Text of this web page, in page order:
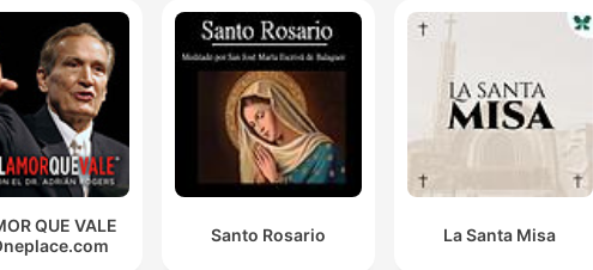
QUE VALE
Santo Rosario La Santa Misa